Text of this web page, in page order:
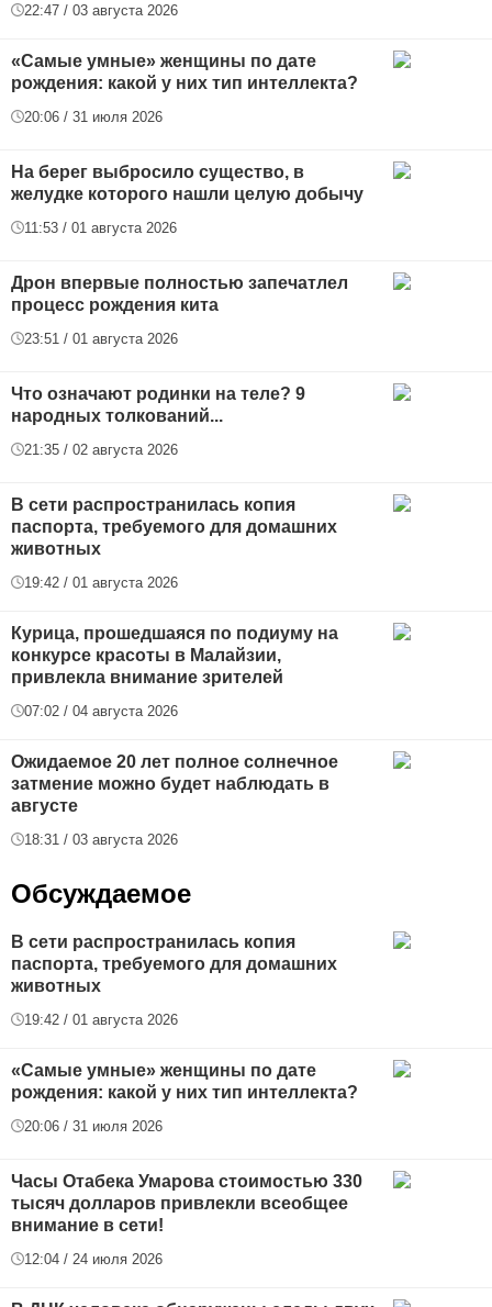
22:47 / 03 августа 2026
«Самые умные» женщины по дате
рождения: какой у них тип интеллекта?
20:06 / 31 июля 2026
На берег выбросило существо, в
желудке которого нашли целую добычу
11:53 / 01 августа 2026
Дрон впервые полностью запечатлел
процесс рождения кита
23:51 / 01 августа 2026
Что означают родинки на теле? 9
народных толкований...
21:35 / 02 августа 2026
В сети распространилась копия
паспорта, требуемого для домашних
животных
19:42 / 01 августа 2026
Курица, прошедшаяся по подиуму на
конкурсе красоты в Малайзии,
привлекла внимание зрителей
07:02 / 04 августа 2026
Ожидаемое 20 лет полное солнечное
затмение можно будет наблюдать в
августе
18:31 / 03 августа 2026
Обсуждаемое
В сети распространилась копия
паспорта, требуемого для домашних
животных
19:42 / 01 августа 2026
«Самые умные» женщины по дате
рождения: какой у них тип интеллекта?
20:06 / 31 июля 2026
Часы Отабека Умарова стоимостью 330
тысяч долларов привлекли всеобщее
внимание в сети!
12:04 / 24 июля 2026